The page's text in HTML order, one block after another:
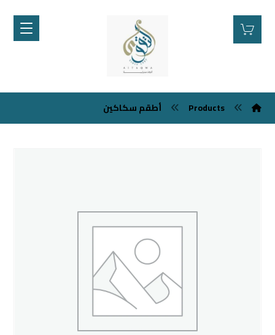
Products أطقم سكاكين